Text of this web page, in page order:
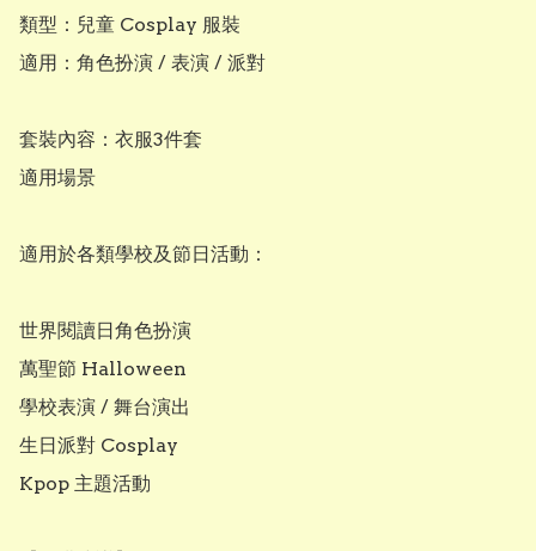
類型：兒童 Cosplay 服裝
適用：角色扮演 / 表演 / 派對
套裝內容：衣服3件套
適用場景
適用於各類學校及節日活動：
世界閱讀日角色扮演
萬聖節 Halloween
學校表演 / 舞台演出
生日派對 Cosplay
Kpop 主題活動